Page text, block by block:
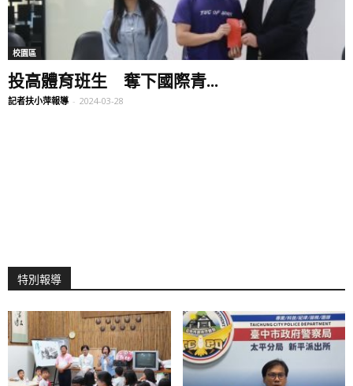
校園區
投高體育班生 奪下國際青...
記者扶小萍報導 - 2024-03-28
特別報導